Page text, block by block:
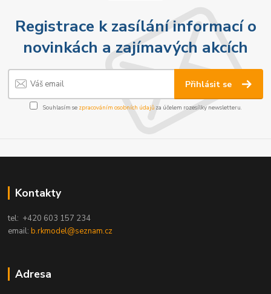
Registrace k zasílání informací o
novinkách a zajímavých akcích
Přihlásit se
Souhlasím se zpracováním osobních údajůza účelem rozesílky newsletteru.
Kontakty
tel: +420 603 157 234
email:b.rkmodel@seznam.cz
Adresa